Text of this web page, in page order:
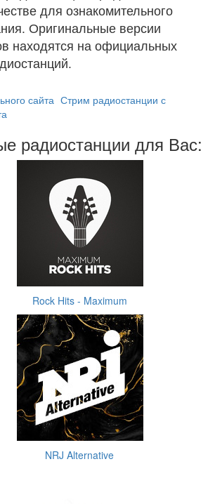
для ознакомительного
Оригинальные версии
находятся на официальных
сайта Стрим радиостанции с
радиостанции для Вас:
Rock Hits - Maximum
NRJ Alternative